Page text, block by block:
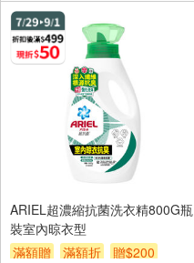
ARIEL超濃縮抗菌洗衣精800G瓶
裝室內晾衣型
滿額贈
滿額折 贈$200